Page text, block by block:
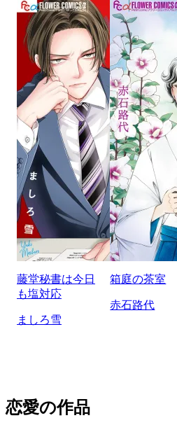
藤堂秘書は今日
も塩対応
ましろ雪
箱庭の茶室
赤石路代
恋愛の作品